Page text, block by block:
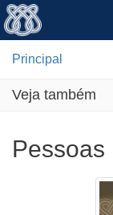
Principal
Veja também
Pessoas